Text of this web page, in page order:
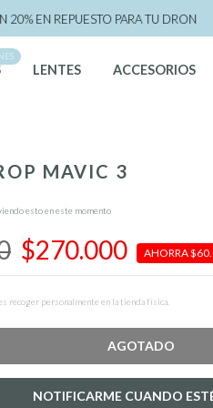
REPUESTO PARA TU DRON
LENTES
ACCESORIOS
MAVIC 3
esto en este momento
$270.000 AHORRA
recoger personalmente en la tienda física.
AGOTADO
NOTIFICARME CUANDO